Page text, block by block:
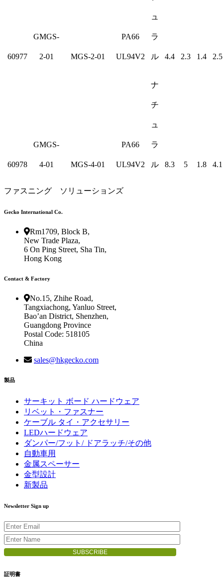
60977
GMGS-
2-01 MGS-2-01
PA66
UL94V2
ュ
ラ
ル 4.4 2.3 1.4 2.5
60978
GMGS-
4-01 MGS-4-01
PA66
UL94V2
ナ
チ
ュ
ラ
ル 8.3 5 1.8 4.1
ファスニング ソリューションズ
Gecko International Co.
Rm1709, Block B,
New Trade Plaza,
6 On Ping Street, Sha Tin,
Hong Kong
Contact & Factory
No.15, Zhihe Road,
Tangxiachong, Yanluo Street,
Bao’an District, Shenzhen,
Guangdong Province
Postal Code: 518105
China
sales@hkgecko.com
製品
サーキット ボード ハードウェア
リベット・ファスナー
ケーブル タイ・アクセサリー
LEDハードウェア
ダンパー/フット/ ドアラッチ/その他
自動車用
金属スペーサー
金型設計
新製品
Newsletter Sign up
証明書